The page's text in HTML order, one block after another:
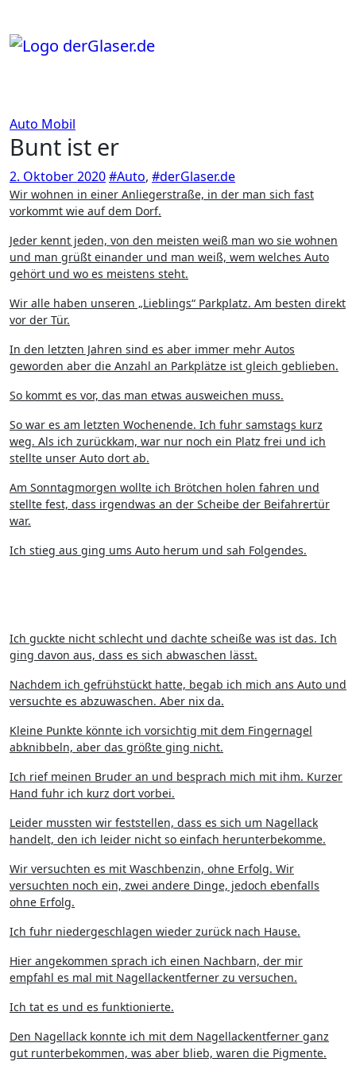
springen
Auto Mobil
Bunt ist er
2. Oktober 2020#Auto, #derGlaser.de
Wir wohnen in einer Anliegerstraße, in der man sich fast
vorkommt wie auf dem Dorf.
Jeder kennt jeden, von den meisten weiß man wo sie wohnen
und man grüßt einander und man weiß, wem welches Auto
gehört und wo es meistens steht.
Wir alle haben unseren „Lieblings“ Parkplatz. Am besten direkt
vor der Tür.
In den letzten Jahren sind es aber immer mehr Autos
geworden aber die Anzahl an Parkplätze ist gleich geblieben.
So kommt es vor, das man etwas ausweichen muss.
So war es am letzten Wochenende. Ich fuhr samstags kurz
weg. Als ich zurückkam, war nur noch ein Platz frei und ich
stellte unser Auto dort ab.
Am Sonntagmorgen wollte ich Brötchen holen fahren und
stellte fest, dass irgendwas an der Scheibe der Beifahrertür
war.
Ich stieg aus ging ums Auto herum und sah Folgendes.
Ich guckte nicht schlecht und dachte scheiße was ist das. Ich
ging davon aus, dass es sich abwaschen lässt.
Nachdem ich gefrühstückt hatte, begab ich mich ans Auto und
versuchte es abzuwaschen. Aber nix da.
Kleine Punkte könnte ich vorsichtig mit dem Fingernagel
abknibbeln, aber das größte ging nicht.
Ich rief meinen Bruder an und besprach mich mit ihm. Kurzer
Hand fuhr ich kurz dort vorbei.
Leider mussten wir feststellen, dass es sich um Nagellack
handelt, den ich leider nicht so einfach herunterbekomme.
Wir versuchten es mit Waschbenzin, ohne Erfolg. Wir
versuchten noch ein, zwei andere Dinge, jedoch ebenfalls
ohne Erfolg.
Ich fuhr niedergeschlagen wieder zurück nach Hause.
Hier angekommen sprach ich einen Nachbarn, der mir
empfahl es mal mit Nagellackentferner zu versuchen.
Ich tat es und es funktionierte.
Den Nagellack konnte ich mit dem Nagellackentferner ganz
gut runterbekommen, was aber blieb, waren die Pigmente.